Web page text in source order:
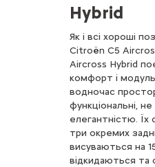
Hybrid
Як і всі хороші
Citroën C5
Aircross Hybrid
комфорт і
водночас
функціональні,
елегантністю. Їх
три окремих
висуваються на
відкидаються та